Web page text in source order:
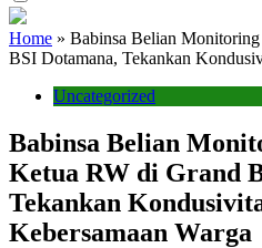
Home » Babinsa Belian
BSI Dotamana, Tekankan
Uncategorized
Babinsa Belian
Ketua RW di Grand
Tekankan
Kebersamaan Warga